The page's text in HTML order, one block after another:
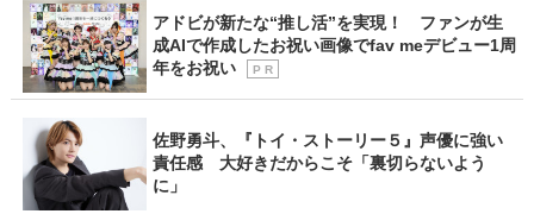
アドビが新たな“推し活”を実現！ ファンが生
成AIで作成したお祝い画像でfav meデビュー1周
年をお祝い
P R
佐野勇斗、『トイ・ストーリー５』声優に強い
責任感 大好きだからこそ「裏切らないよう
に」